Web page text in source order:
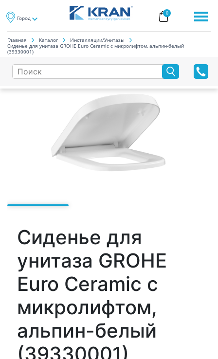
Город
0
Главная Каталог
Инсталляции/Унитазы
Сиденье для унитаза GROHE Euro Ceramic с микролифтом, альпин-белый
(39330001)
Сиденье для
унитаза GROHE
Euro Ceramic с
микролифтом,
альпин-белый
(39330001)